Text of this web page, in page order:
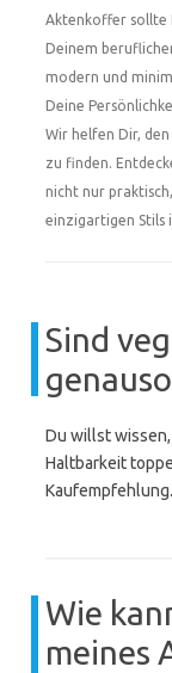
Aktenkoffer sollte
Deinem
modern und
Deine
Wir helfen Dir,
zu finden.
nicht nur
einzigartigen Stils
Sind
Du willst
Haltbarkeit
Kaufempfehlung.
Wie
meines